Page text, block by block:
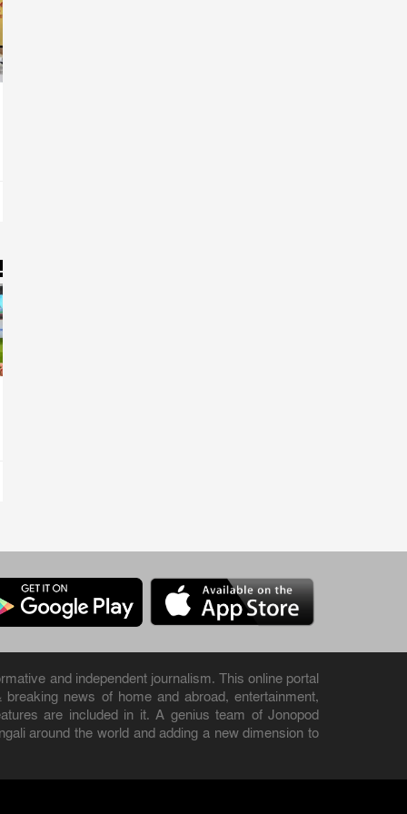
and independent journalism. This online portal
news of home and abroad, entertainment,
are included in it. A genius team of Jonopod
around the world and adding a new dimension to